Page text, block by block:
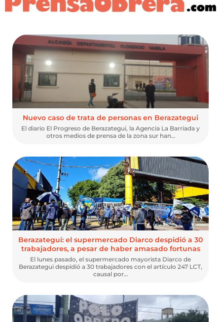
Nuevo caso de trata de personas en Berazategui
El diario El Progreso de Berazategui, la Agencia La Barriada y
otros medios de prensa de la zona sur han…
Berazategui: el supermercado Diarco despidió a 30
trabajadores, a pesar de haber amasado fortunas
El lunes pasado, el supermercado mayorista Diarco de
Berazategui despidió a 30 trabajadores con el artículo 247 LCT,
causal por…